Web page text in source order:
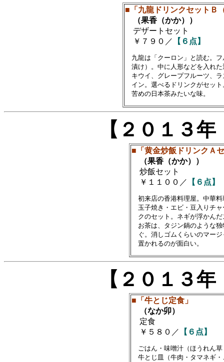
■「九龍ドリンクセットＢ
（果香（かか））
デザートセット
￥７９０／ 【６点】
九龍は「クーロン」と読む。
漬け）。中に人形などを入れた
キウイ、グレープフルーツ、ラ
イン。選べるドリンクがセット
【２０１３
■「黄金炒飯ドリンクＡ
（果香（かか））
炒飯セット
￥１１００／ 【６点】
初来店の香港料理屋。中華
玉子焼き・エビ・豆入りチャ
クのセット。ネギが浮かん
お茶は、タジン鍋のような独
ぐ。消しゴムくらいのマージ
【２０１３
■「牛とじ定食」
（なか卯）
定食
￥５８０／ 【６点】
ごはん・味噌汁（ほうれん
牛とじ皿（牛肉・タマネギ・